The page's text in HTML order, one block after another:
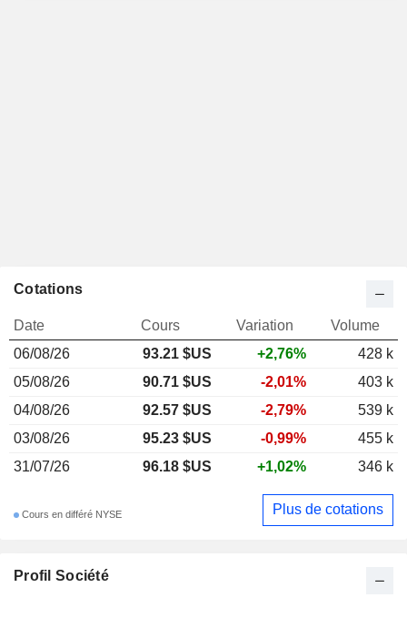
Profil Société
Cotations
Date Cours Variation
Volume
06/08/26
93.21 $US +2,76%
428 k
05/08/26
90.71 $US -2,01%
403 k
04/08/26
92.57 $US -2,79%
539 k
03/08/26
95.23 $US -0,99%
455 k
31/07/26
96.18 $US +1,02% 346 k
Cours en différé NYSE Plus de cotations